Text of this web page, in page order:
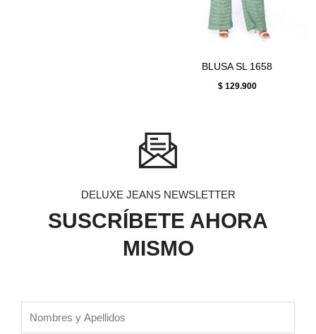
BLUSA SL 1658
$129.900
DELUXE JEANS NEWSLETTER
SUSCRÍBETE AHORA
MISMO